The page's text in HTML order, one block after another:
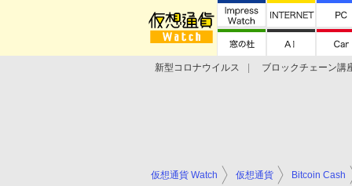
新型コロナウイルス
ブロックチェーン講
仮想通貨 Watch 仮想通貨 Bitcoin Cash